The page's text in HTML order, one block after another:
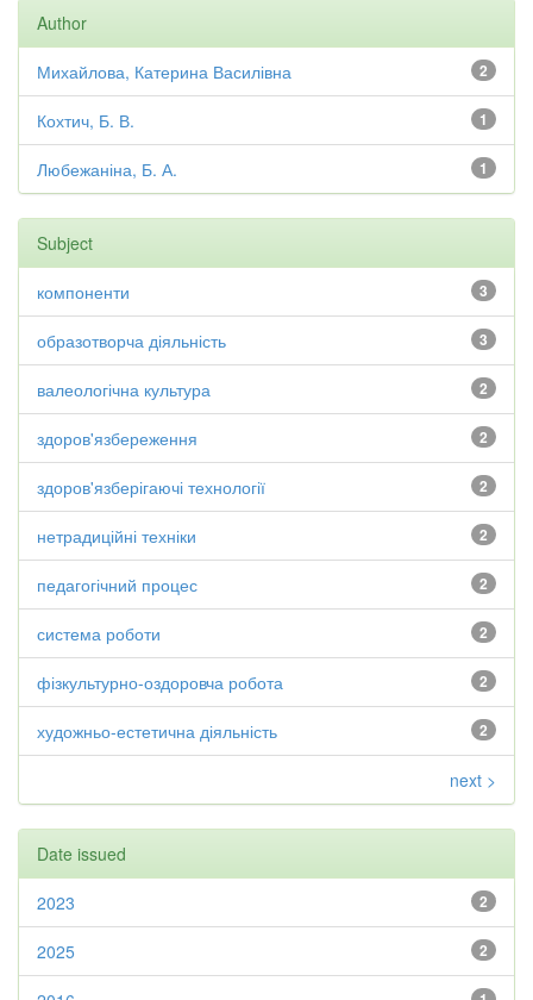
Author
2
Михайлова, Катерина Василівна
1
Кохтич, Б. В.
1
Любежаніна, Б. А.
Subject
3
компоненти
3
образотворча діяльність
2
валеологічна культура
2
здоров'язбереження
2
здоров'язберігаючі технології
2
нетрадиційні техніки
2
педагогічний процес
2
система роботи
2
фізкультурно-оздоровча робота
2
художньо-естетична діяльність
next >
Date issued
2
2023
2
2025